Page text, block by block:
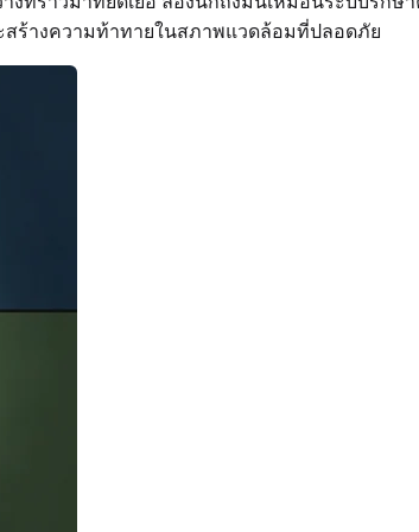
ร้างความท้าทายในสภาพแวดล้อมที่ปลอดภัย